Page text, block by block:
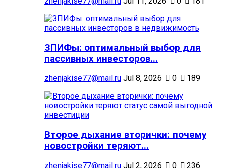
ЗПИФы: оптимальный выбор для
пассивных инвесторов...
zhenjakise77@mail.ru Jul 8, 2026 0 189
Второе дыхание вторички: почему
новостройки теряют...
zhenjakise77@mail.ru Jul 2, 2026 0 236